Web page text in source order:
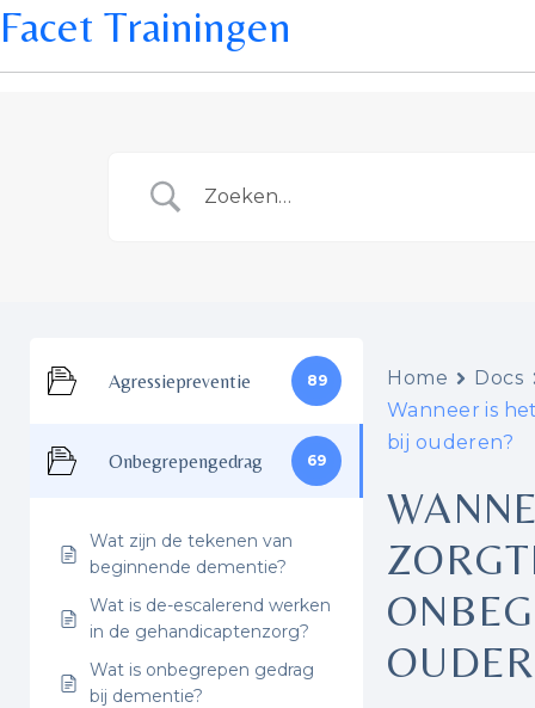
Facet Trainingen
Agressiepreventie 89
Onbegrepengedrag 69
Wat zijn de tekenen van
beginnende dementie?
Wat is de-escalerend werken
in de gehandicaptenzorg?
Wat is onbegrepen gedrag
bij dementie?
Home
Docs
Wanneer is
bij ouderen?